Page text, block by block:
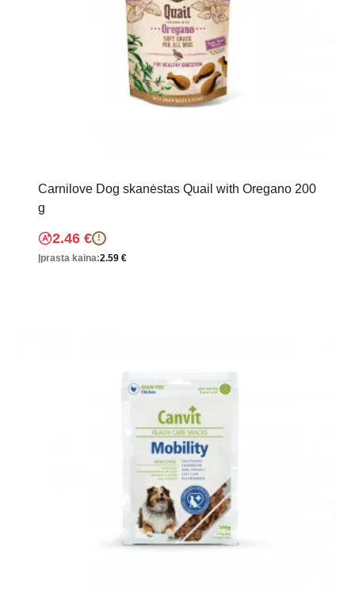
Carnilove Dog skanėstas Quail with Oregano 200
g
2.46 € !
Įprasta kaina:2.59 €